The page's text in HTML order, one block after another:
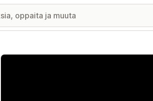
Esittelykuvagalleria